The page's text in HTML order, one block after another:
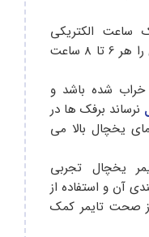
ساعت الکتریکی
است که هیتر المنت یخچال را هر 6 تا 8 ساعت
خراب شده باشد و
نرساند برفک ها در
یخچال بالا می
یخچال تجربی
آن و استفاده از
از صحت تایمر کمک